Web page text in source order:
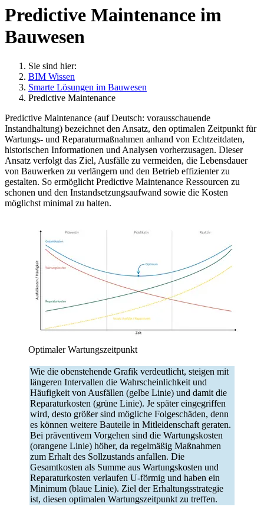
Predictive Maintenance im
Bauwesen
Sie sind hier:
BIM Wissen
Smarte Lösungen im Bauwesen
Predictive Maintenance
Predictive Maintenance (auf Deutsch: vorausschauende
Instandhaltung) bezeichnet den Ansatz, den optimalen Zeitpunkt für
Wartungs- und Reparaturmaßnahmen anhand von Echtzeitdaten,
historischen Informationen und Analysen vorherzusagen. Dieser
Ansatz verfolgt das Ziel, Ausfälle zu vermeiden, die Lebensdauer
von Bauwerken zu verlängern und den Betrieb effizienter zu
gestalten. So ermöglicht Predictive Maintenance Ressourcen zu
schonen und den Instandsetzungsaufwand sowie die Kosten
möglichst minimal zu halten.
Optimaler Wartungszeitpunkt
Wie die obenstehende Grafik verdeutlicht, steigen mit
längeren Intervallen die Wahrscheinlichkeit und
Häufigkeit von Ausfällen (gelbe Linie) und damit die
Reparaturkosten (grüne Linie). Je später eingegriffen
wird, desto größer sind mögliche Folgeschäden, denn
es können weitere Bauteile in Mitleidenschaft geraten.
Bei präventivem Vorgehen sind die Wartungskosten
(orangene Linie) höher, da regelmäßig Maßnahmen
zum Erhalt des Sollzustands anfallen. Die
Gesamtkosten als Summe aus Wartungskosten und
Reparaturkosten verlaufen U-förmig und haben ein
Minimum (blaue Linie). Ziel der Erhaltungsstrategie
ist, diesen optimalen Wartungszeitpunkt zu treffen.